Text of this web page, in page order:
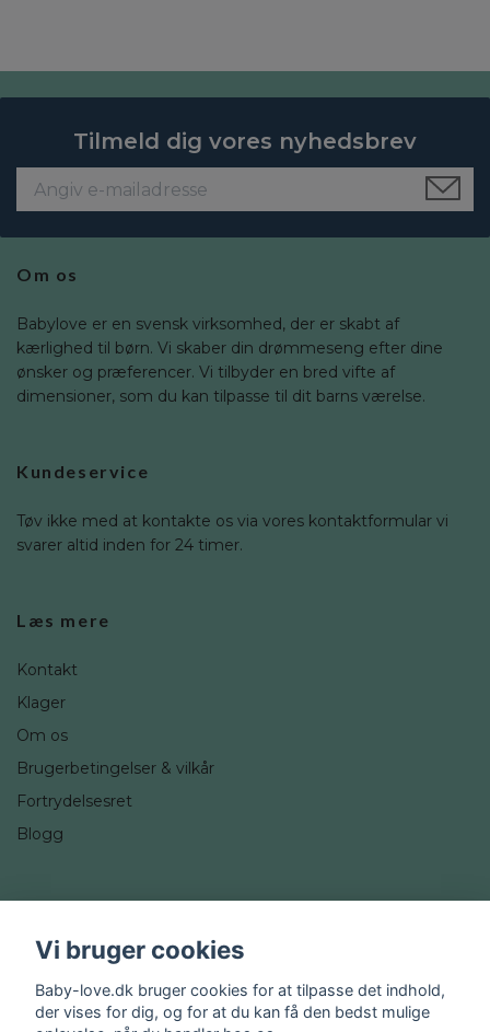
Tilmeld dig vores nyhedsbrev
Om os
Babylove er en svensk virksomhed, der er skabt af
kærlighed til børn. Vi skaber din drømmeseng efter dine
ønsker og præferencer. Vi tilbyder en bred vifte af
dimensioner, som du kan tilpasse til dit barns værelse.
Kundeservice
Tøv ikke med at kontakte os via vores kontaktformular vi
svarer altid inden for 24 timer.
Læs mere
Kontakt
Klager
Om os
Brugerbetingelser & vilkår
Fortrydelsesret
Blogg
Instagram
Vi bruger cookies
Baby-love.dk bruger cookies for at tilpasse det indhold,
der vises for dig, og for at du kan få den bedst mulige